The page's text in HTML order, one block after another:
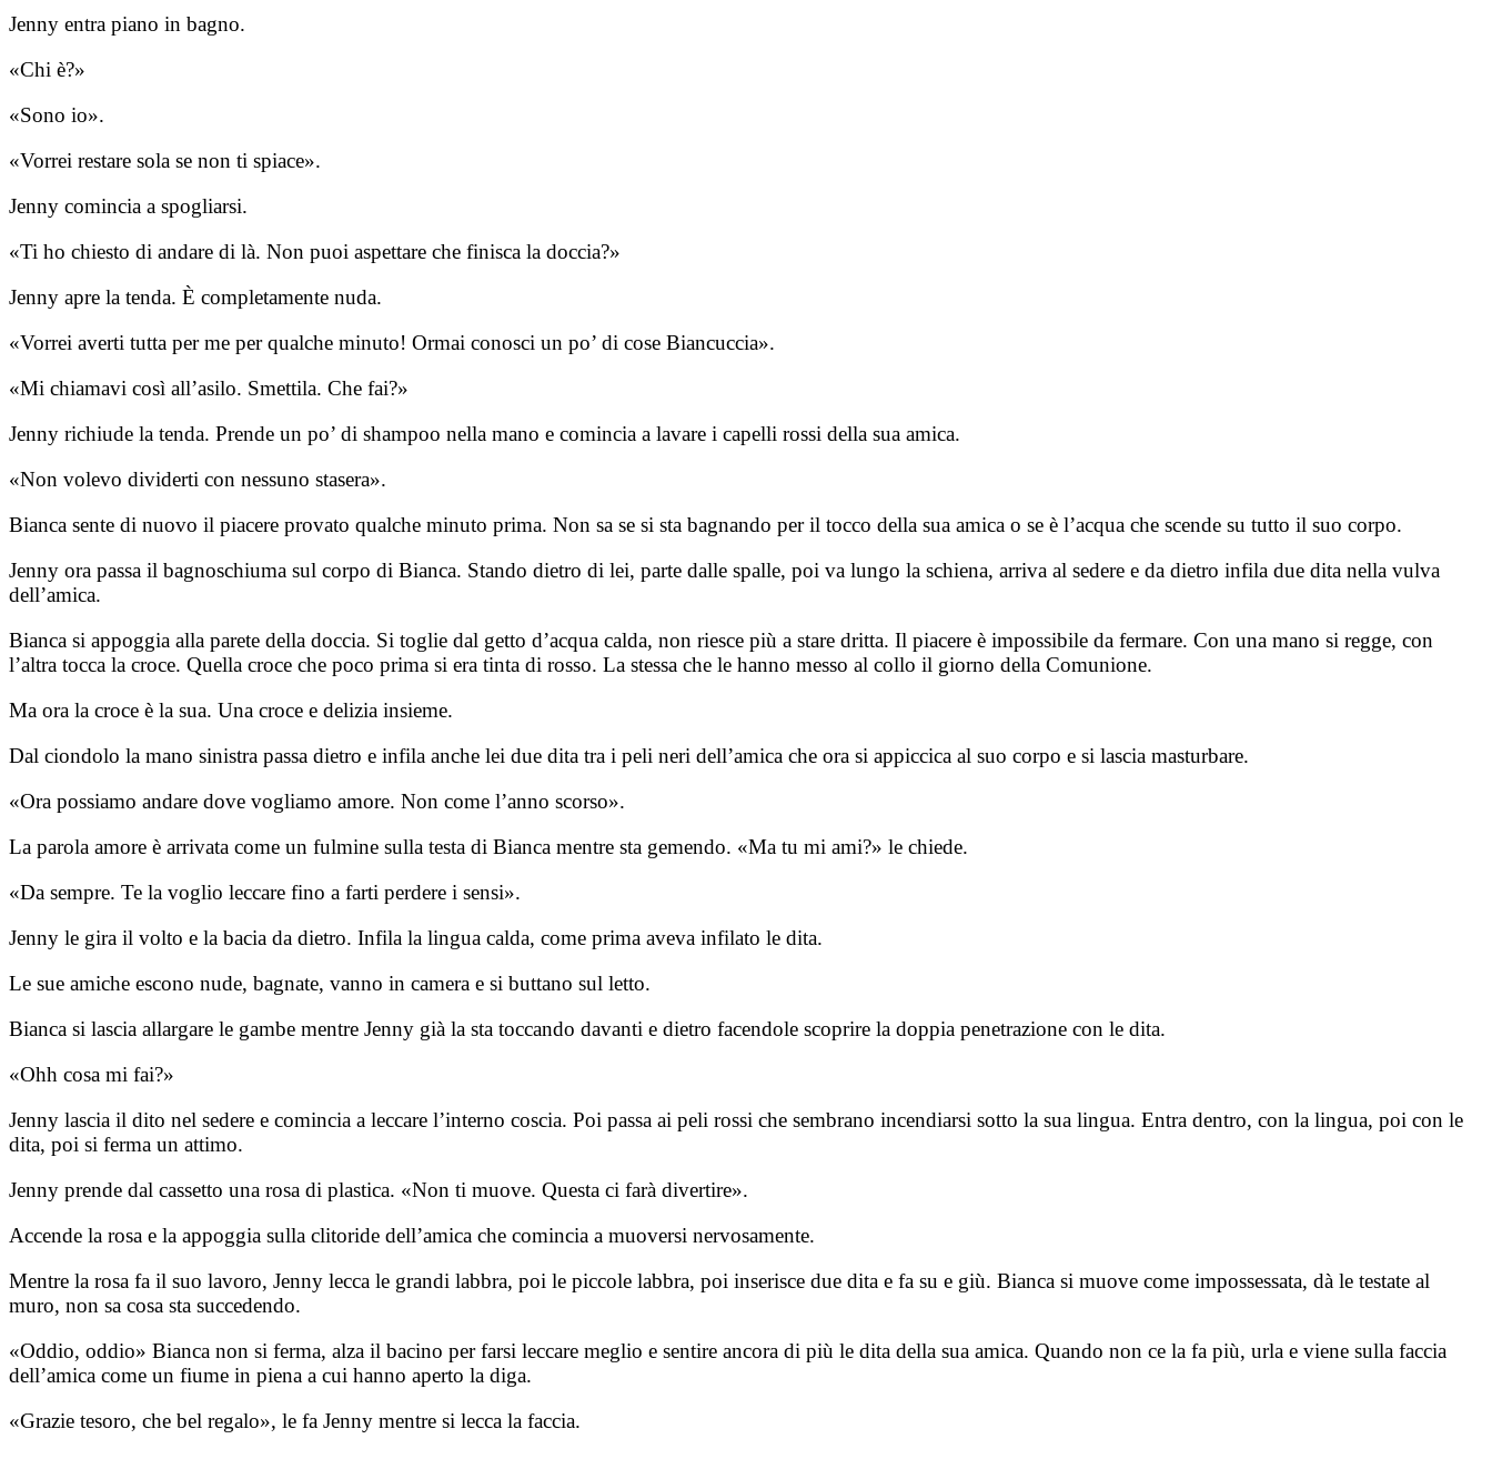
Jenny entra piano in bagno.
«Chi è?»
«Sono io».
«Vorrei restare sola se non ti spiace».
Jenny comincia a spogliarsi.
«Ti ho chiesto di andare di là. Non puoi aspettare che finisca la doccia?»
Jenny apre la tenda. È completamente nuda.
«Vorrei averti tutta per me per qualche minuto! Ormai conosci un po’ di cose Biancuccia».
«Mi chiamavi così all’asilo. Smettila. Che fai?»
Jenny richiude la tenda. Prende un po’ di shampoo nella mano e comincia a lavare i capelli rossi della sua amica.
«Non volevo dividerti con nessuno stasera».
Bianca sente di nuovo il piacere provato qualche minuto prima. Non sa se si sta bagnando per il tocco della sua amica o se è l’acqua che scende su tutto il suo corpo.
Jenny ora passa il bagnoschiuma sul corpo di Bianca. Stando dietro di lei, parte dalle spalle, poi va lungo la schiena, arriva al sedere e da dietro infila due dita nella vulva
dell’amica.
Bianca si appoggia alla parete della doccia. Si toglie dal getto d’acqua calda, non riesce più a stare dritta. Il piacere è impossibile da fermare. Con una mano si regge, con
l’altra tocca la croce. Quella croce che poco prima si era tinta di rosso. La stessa che le hanno messo al collo il giorno della Comunione.
Ma ora la croce è la sua. Una croce e delizia insieme.
Dal ciondolo la mano sinistra passa dietro e infila anche lei due dita tra i peli neri dell’amica che ora si appiccica al suo corpo e si lascia masturbare.
«Ora possiamo andare dove vogliamo amore. Non come l’anno scorso».
La parola amore è arrivata come un fulmine sulla testa di Bianca mentre sta gemendo. «Ma tu mi ami?» le chiede.
«Da sempre. Te la voglio leccare fino a farti perdere i sensi».
Jenny le gira il volto e la bacia da dietro. Infila la lingua calda, come prima aveva infilato le dita.
Le sue amiche escono nude, bagnate, vanno in camera e si buttano sul letto.
Bianca si lascia allargare le gambe mentre Jenny già la sta toccando davanti e dietro facendole scoprire la doppia penetrazione con le dita.
«Ohh cosa mi fai?»
Jenny lascia il dito nel sedere e comincia a leccare l’interno coscia. Poi passa ai peli rossi che sembrano incendiarsi sotto la sua lingua. Entra dentro, con la lingua, poi con le
dita, poi si ferma un attimo.
Jenny prende dal cassetto una rosa di plastica. «Non ti muove. Questa ci farà divertire».
Accende la rosa e la appoggia sulla clitoride dell’amica che comincia a muoversi nervosamente.
Mentre la rosa fa il suo lavoro, Jenny lecca le grandi labbra, poi le piccole labbra, poi inserisce due dita e fa su e giù. Bianca si muove come impossessata, dà le testate al
muro, non sa cosa sta succedendo.
«Oddio, oddio» Bianca non si ferma, alza il bacino per farsi leccare meglio e sentire ancora di più le dita della sua amica. Quando non ce la fa più, urla e viene sulla faccia
dell’amica come un fiume in piena a cui hanno aperto la diga.
«Grazie tesoro, che bel regalo», le fa Jenny mentre si lecca la faccia.